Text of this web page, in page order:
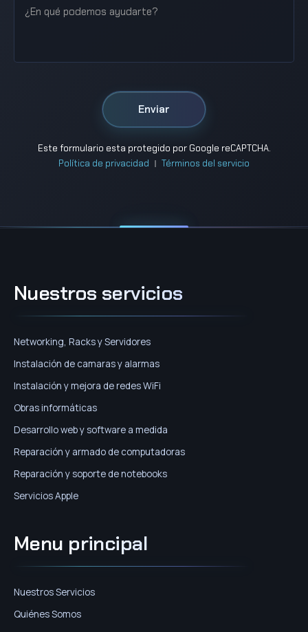
Este formulario esta protegido por Google reCAPTCHA.
Política de privacidad
Términos del servicio
Nuestros servicios
Networking, Racks y Servidores
Instalación de camaras y alarmas
Instalación y mejora de redes WiFi
Obras informáticas
Desarrollo web y software a medida
Reparación y armado de computadoras
Reparación y soporte de notebooks
Servicios Apple
Menu principal
Nuestros Servicios
Quiénes Somos